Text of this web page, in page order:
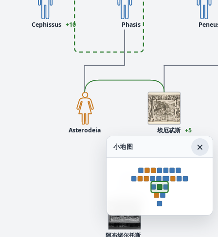
Asterodeia
Cephissus +10
埃厄忒斯 +5
Phasis
小地图 ×